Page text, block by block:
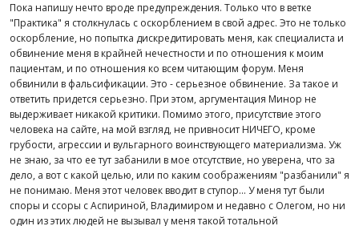
Пока напишу нечто вроде предупреждения. Только что в ветке
"Практика" я столкнулась с оскорблением в свой адрес. Это не только
оскорбление, но попытка дискредитировать меня, как специалиста и
обвинение меня в крайней нечестности и по отношения к моим
пациентам, и по отношения ко всем читающим форум. Меня
обвинили в фальсификации. Это - серьезное обвинение. За такое и
ответить придется серьезно. При этом, аргументация Минор не
выдерживает никакой критики. Помимо этого, присутствие этого
человека на сайте, на мой взгляд, не привносит НИЧЕГО, кроме
грубости, агрессии и вульгарного воинствующего материализма. Уж
не знаю, за что ее тут забанили в мое отсутствие, но уверена, что за
дело, а вот с какой целью, или по каким соображениям "разбанили" я
не понимаю. Меня этот человек вводит в ступор... У меня тут были
споры и ссоры с Аспириной, Владимиром и недавно с Олегом, но ни
один из этих людей не вызывал у меня такой тотальной